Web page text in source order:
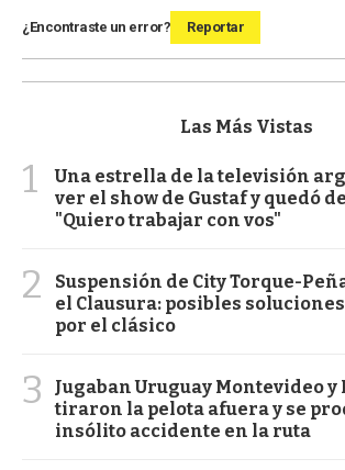
¿Encontraste un error? Reportar
Las Más Vistas
1
Una estrella de la televisión
ver el show de Gustaf y quedó
"Quiero trabajar con vos"
2
Suspensión de City Torque-
el Clausura: posibles
por el clásico
3
Jugaban Uruguay Montevideo y
tiraron la pelota afuera y se
insólito accidente en la ruta